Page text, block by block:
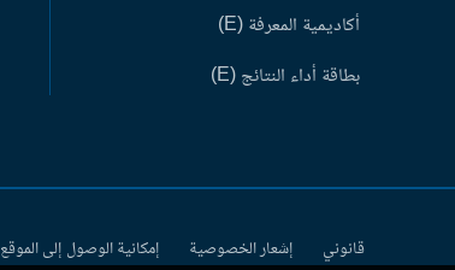
أكاديمية المعرفة (E)
بطاقة أداء النتائج (E)
قانوني إشعار الخصوصية إمكانية الوصول إلى الموقع